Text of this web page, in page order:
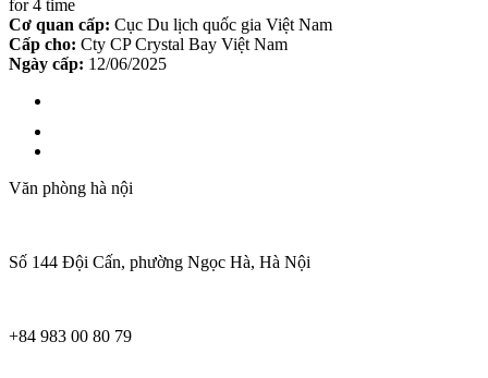
for 4 time
Cơ quan cấp: Cục Du lịch quốc gia Việt Nam
Cấp cho: Cty CP Crystal Bay Việt Nam
Ngày cấp: 12/06/2025
Văn phòng hà nội
Số 144 Đội Cấn, phường Ngọc Hà, Hà Nội
+84 983 00 80 79